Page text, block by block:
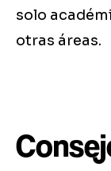
solo
otras áreas.